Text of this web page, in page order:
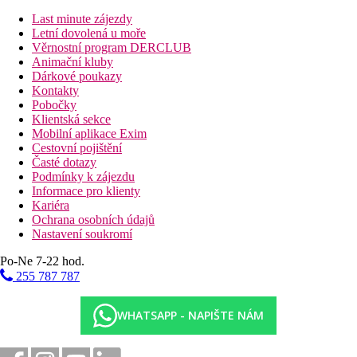
Last minute zájezdy
Letní dovolená u moře
Věrnostní program DERCLUB
Animační kluby
Dárkové poukazy
Kontakty
Pobočky
Klientská sekce
Mobilní aplikace Exim
Cestovní pojištění
Časté dotazy
Podmínky k zájezdu
Informace pro klienty
Kariéra
Ochrana osobních údajů
Nastavení soukromí
Po-Ne 7-22 hod.
255 787 787
WHATSAPP - NAPIŠTE NÁM